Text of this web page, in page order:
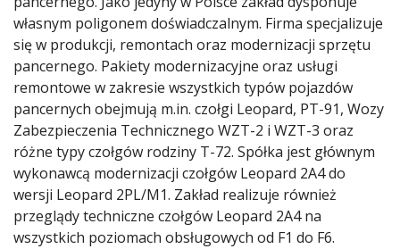
własnym poligonem doświadczalnym. Firma specjalizuje
się w produkcji, remontach oraz modernizacji sprzętu
pancernego. Pakiety modernizacyjne oraz usługi
remontowe w zakresie wszystkich typów pojazdów
pancernych obejmują m.in. czołgi Leopard, PT-91, Wozy
Zabezpieczenia Technicznego WZT-2 i WZT-3 oraz
różne typy czołgów rodziny T-72. Spółka jest głównym
wykonawcą modernizacji czołgów Leopard 2A4 do
wersji Leopard 2PL/M1. Zakład realizuje również
przeglądy techniczne czołgów Leopard 2A4 na
wszystkich poziomach obsługowych od F1 do F6.